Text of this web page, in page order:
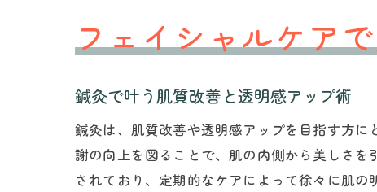
フェイシャルケア
鍼灸で叶う肌質改善と透明感アップ術
鍼灸は、肌質改善や透明感アップを目指す方
謝の向上を図ることで、肌の内側から美しさ
されており、定期的なケアによって徐々に肌の